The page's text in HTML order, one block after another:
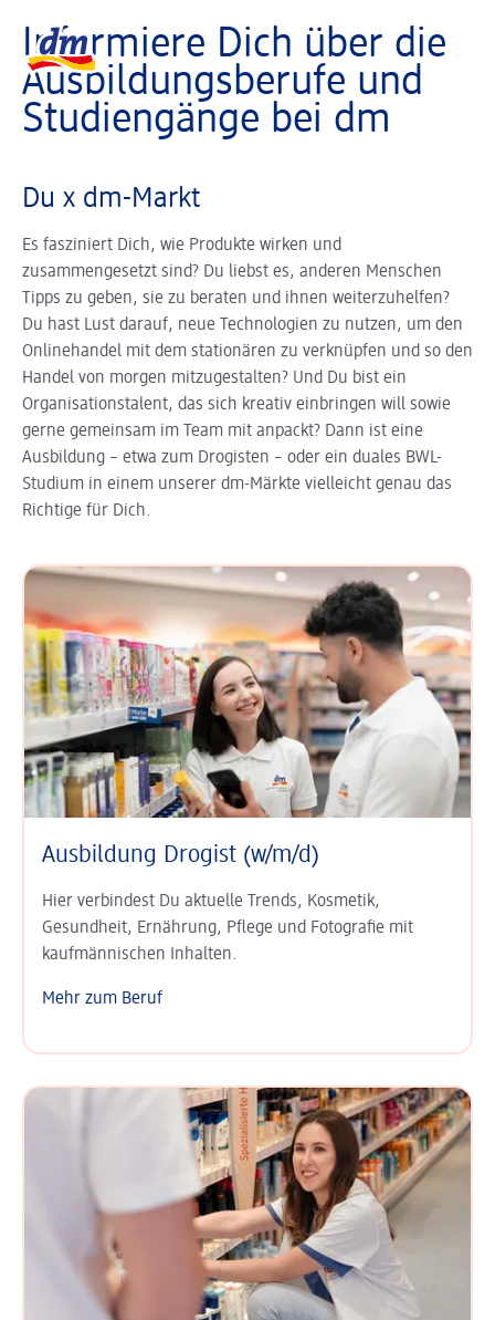
Informiere Dich über die
Ausbildungs­­berufe und
Studien­gänge bei dm
Du x dm-Markt
Es fasziniert Dich, wie Produkte wirken und
zusammengesetzt sind? Du liebst es, anderen Menschen
Tipps zu geben, sie zu beraten und ihnen weiterzuhelfen?
Du hast Lust darauf, neue Technologien zu nutzen, um den
Onlinehandel mit dem stationären zu verknüpfen und so den
Handel von morgen mitzugestalten? Und Du bist ein
Organisationstalent, das sich kreativ einbringen will sowie
gerne gemeinsam im Team mit anpackt? Dann ist eine
Ausbildung – etwa zum Drogisten – oder ein duales BWL-
Studium in einem unserer dm-Märkte vielleicht genau das
Richtige für Dich.
Ausbildung Drogist (w/m/d)
Hier verbindest Du aktuelle Trends, Kosmetik,
Gesundheit, Ernährung, Pflege und Fotografie mit
kaufmännischen Inhalten.
Mehr zum Beruf